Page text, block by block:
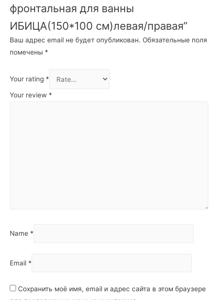
фронтальная для ванны
ИБИЦА(150*100 см)левая/правая”
Ваш адрес email не будет опубликован. Обязательные поля
помечены *
Your rating *
Your review *
Name *
Email *
Сохранить моё имя, email и адрес сайта в этом браузере